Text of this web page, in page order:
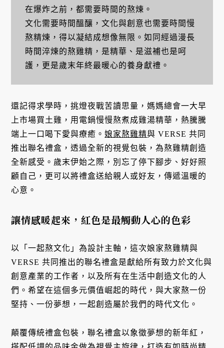
在爆炸之前，都需要時間的熬煉。
文化需要時間醞釀，文化與創意也需要時間慢
熬精煉，得以凝結成想像無限。如同經過漫長
時間淬煉的熬雞精，是精華、是滋補也是呵
護，更是歲末年終最暖心的養身獻禮。
還記得求學時，挑燈夜戰苦讀思量，媽媽總會一大早
上市場買土雞，用電鍋慢慢熬煮成雞湯精華，熱騰騰
端上一口喝下愛與療癒。娘家熬雞精與 VERSE 共同
推出聯名禮盒，透過全新的視覺包裝，為熬雞精創造
全新感受。歲末伊始之際，別忘了停下腳步、好好照
顧自己，更可以將禮盒送給親人或好友，傳遞溫暖的
心意。
讓情感暖起來，紅色是最觸動人心的色彩
以「一起熬文化」為設計主軸，這次娘家熬雞精與
VERSE 共同推出的聯名禮盒是獻給所有致力於文化與
創意產業的工作者，以及所有在生活中創造文化的人
們。希望在這個多元價值崛起的時代，與大家熬一份
堅持、一份夢想，一起創造屬於我們的時代文化。
顛覆傳統禮盒包裝，聯名禮盒以象徵夢想的新年紅，